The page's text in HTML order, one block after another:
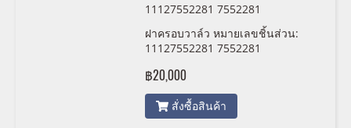
11127552281 7552281
ฝาครอบวาล์ว หมายเลขชิ้นส่วน:
11127552281 7552281
฿20,000
สั่งซื้อสินค้า